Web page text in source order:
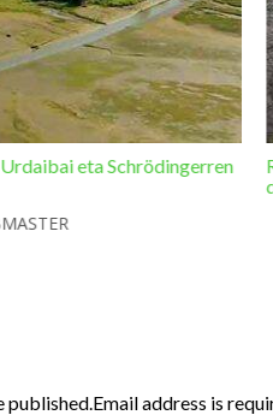
eta Schrödingerren
address is